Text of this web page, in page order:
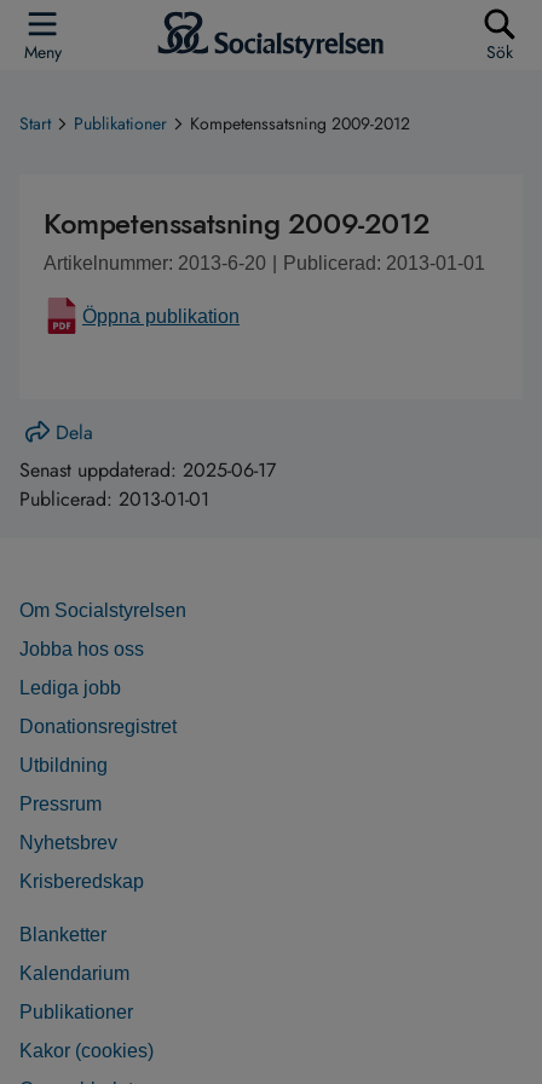
Meny Sök
Start Publikationer Kompetenssatsning 2009-2012
Kompetenssatsning 2009-2012
Artikelnummer: 2013-6-20 Publicerad: 2013-01-01
Öppna publikation
Dela
Senast uppdaterad: 2025-06-17
Publicerad: 2013-01-01
Om Socialstyrelsen
Jobba hos oss
Lediga jobb
Donationsregistret
Utbildning
Pressrum
Nyhetsbrev
Krisberedskap
Blanketter
Kalendarium
Publikationer
Kakor (cookies)